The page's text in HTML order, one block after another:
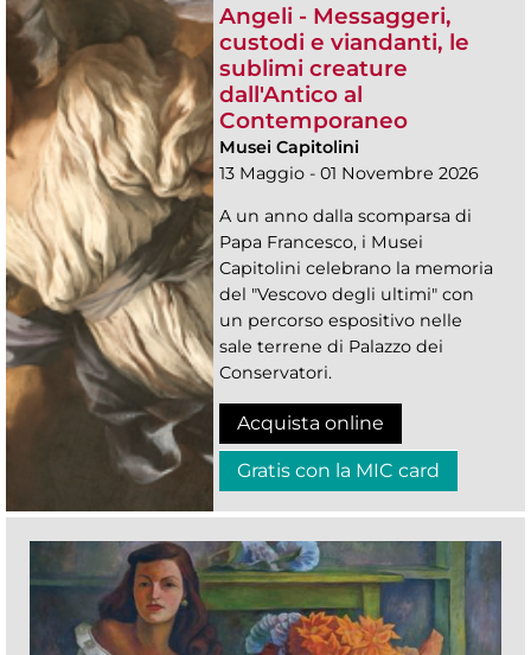
Angeli - Messaggeri,
custodi e viandanti, le
sublimi creature
dall'Antico al
Contemporaneo
Musei Capitolini
13 Maggio - 01 Novembre 2026
A un anno dalla scomparsa di
Papa Francesco, i Musei
Capitolini celebrano la memoria
del "Vescovo degli ultimi" con
un percorso espositivo nelle
sale terrene di Palazzo dei
Conservatori.
Acquista online
Gratis con la MIC card